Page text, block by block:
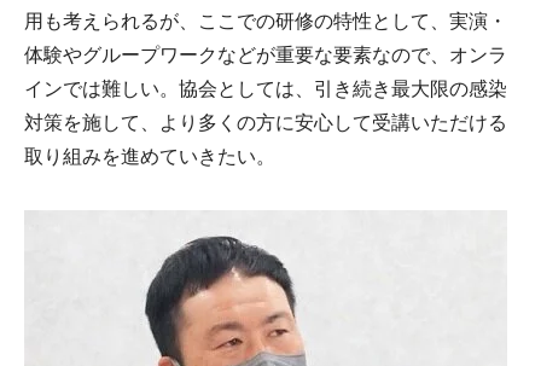
用も考えられるが、ここでの研修の特性として、実演・
体験やグループワークなどが重要な要素なので、オンラ
インでは難しい。協会としては、引き続き最大限の感染
対策を施して、より多くの方に安心して受講いただける
取り組みを進めていきたい。